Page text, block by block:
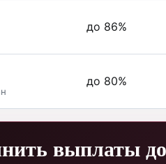
до 86%
до 80%
выплаты